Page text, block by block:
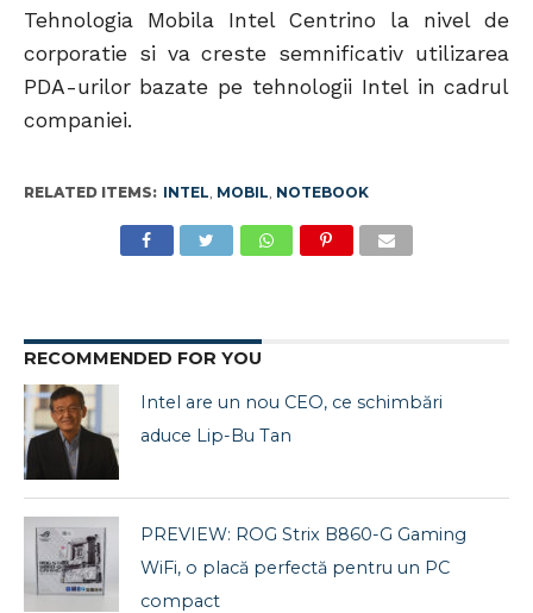
Tehnologia Mobila Intel Centrino la nivel de
corporatie si va creste semnificativ utilizarea
PDA-urilor bazate pe tehnologii Intel in cadrul
companiei.
RELATED ITEMS: INTEL, MOBIL, NOTEBOOK
RECOMMENDED FOR YOU
Intel are un nou CEO, ce schimbări
aduce Lip-Bu Tan
PREVIEW: ROG Strix B860-G Gaming
WiFi, o placă perfectă pentru un PC
compact